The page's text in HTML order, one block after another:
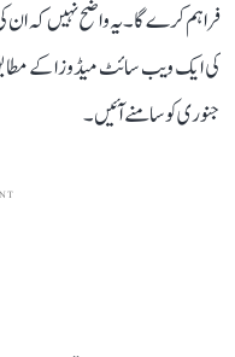
فراہم کرے گا۔ یہ واضح نہیں کہ ان
کی ایک ویب سائٹ میڈوزا کے
جنوری کو سامنے آئیں۔